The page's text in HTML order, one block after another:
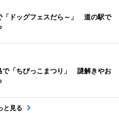
「ドッグフェスだら～」 道の駅で
で「ちびっこまつり」 謎解きやお
と見る